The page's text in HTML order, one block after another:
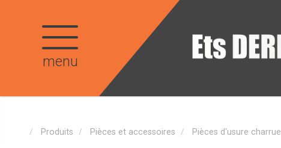
menu
Produits Pièces et accessoires Pièces d'usure charrue